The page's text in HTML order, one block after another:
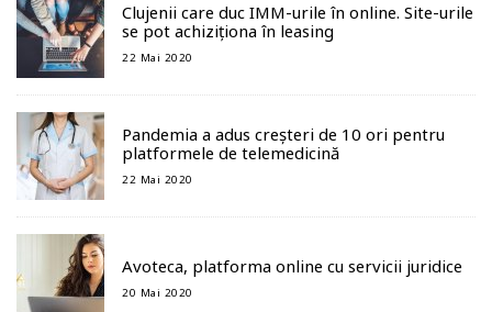
Clujenii care duc IMM-urile în online. Site-urile
se pot achiziționa în leasing
22 Mai 2020
Pandemia a adus creșteri de 10 ori pentru
platformele de telemedicină
22 Mai 2020
Avoteca, platforma online cu servicii juridice
20 Mai 2020